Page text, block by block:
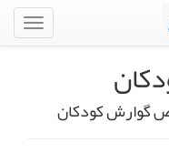
گوارش کودکان